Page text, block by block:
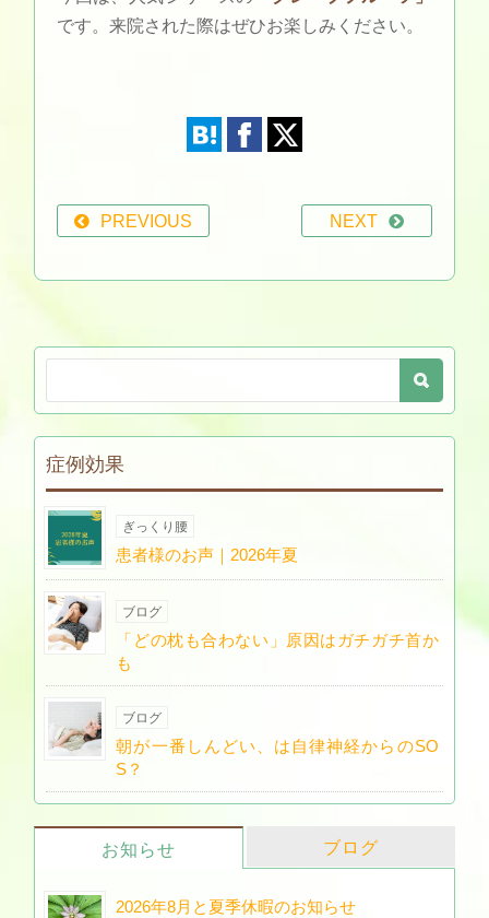
です。来院された際はぜひお楽しみください。
PREVIOUS NEXT
症例効果
ぎっくり腰
患者様のお声｜2026年夏
ブログ
「どの枕も合わない」原因はガチガチ首か
も
ブログ
朝が一番しんどい、は自律神経からのSO
S？
お知らせ ブログ
2026年8月と夏季休暇のお知らせ